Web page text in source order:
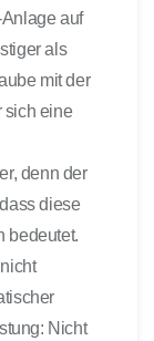
auf
als
mit der
sich eine
denn der
diese
bedeutet.
Nicht